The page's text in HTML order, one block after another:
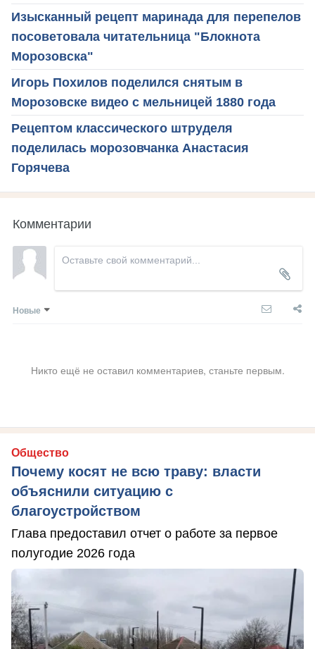
Изысканный рецепт маринада для перепелов
посоветовала читательница "Блокнота
Морозовска"
Игорь Похилов поделился снятым в
Морозовске видео с мельницей 1880 года
Рецептом классического штруделя
поделилась морозовчанка Анастасия
Горячева
Комментарии
Новые
Никто ещё не оставил комментариев, станьте первым.
Общество
Почему косят не всю траву: власти
объяснили ситуацию с
благоустройством
Глава предоставил отчет о работе за первое
полугодие 2026 года